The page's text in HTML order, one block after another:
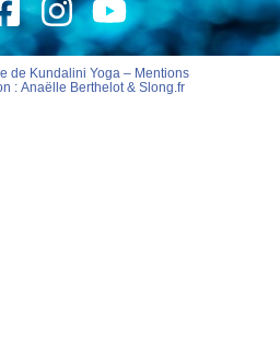
de Kundalini Yoga – Mentions
: Anaëlle Berthelot& Slong.fr